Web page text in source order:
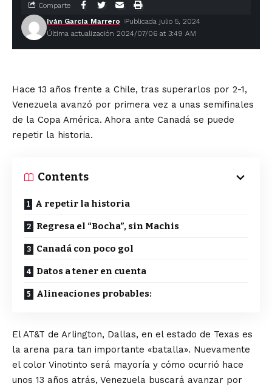
Última actualización 2024/07/06 at 3:49 AM
Iván García Marrero Publicada julio 5, 2024
Comparte
Hace 13 años frente a Chile, tras superarlos por 2-1,
Venezuela avanzó por primera vez a unas semifinales
de la Copa América. Ahora ante Canadá se puede
repetir la historia.
Contents
A repetir la historia
Regresa el “Bocha”, sin Machis
Canadá con poco gol
Datos a tener en cuenta
Alineaciones probables:
El AT&T de Arlington, Dallas, en el estado de Texas es
la arena para tan importante «batalla». Nuevamente
el color Vinotinto será mayoría y cómo ocurrió hace
unos 13 años atrás, Venezuela buscará avanzar por